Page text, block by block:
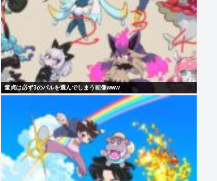
童貞は必ず3のパルを選んでしまう画像www